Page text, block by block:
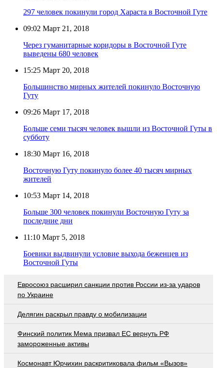
297 человек покинули город Хараста в Восточной Гуте
09:02 Март 21, 2018
Через гуманитарные коридоры в Восточной Гуте
выведены 680 человек
15:25 Март 20, 2018
Большинство мирных жителей покинуло Восточную
Гуту
09:26 Март 17, 2018
Больше семи тысяч человек вышли из Восточной Гуты в
субботу
18:30 Март 16, 2018
Восточную Гуту покинуло более 40 тысяч мирных
жителей
10:53 Март 14, 2018
Больше 300 человек покинули Восточную Гуту за
последние дни
11:10 Март 5, 2018
Боевики выдвинули условие выхода беженцев из
Восточной Гуты
Евросоюз расширил санкции против России из-за ударов
по Украине
Делягин раскрыл правду о мобилизации
Финский политик Мема призвал ЕС вернуть РФ
замороженные активы
Космонавт Юрчихин раскритиковала фильм «Вызов»